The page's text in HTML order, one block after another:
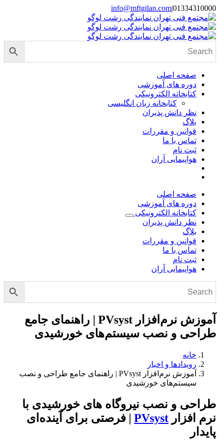
Skip
to
content
01334310000
|
info@mftgilan.com
Instagram
LinkedIn
صفحه اصلی
دوره های آموزشی
کتابخانه الکترونیکی
کتابخانه زبان انگلیسی
نظر دانش پذیران
بلاگ
قوانین و مقررات
تماس با ما
ثبت نام
هواپیمایی آران
صفحه اصلی
دوره های آموزشی
کتابخانه الکترونیکی
نظر دانش پذیران
بلاگ
قوانین و مقررات
تماس با ما
ثبت نام
هواپیمایی آران
آموزش نرم‌افزار PVsyst | راهنمای جامع
طراحی و نصب سیستم‌های خورشیدی
خانه
رویدادها و اخبار
آموزش نرم‌افزار PVsyst | راهنمای جامع طراحی و نصب
سیستم‌های خورشیدی
طراحی و نصب نیروگاه های خورشیدی با
نرم افزار PVsyst | فرصتی برای آینده‌ای
پایدار